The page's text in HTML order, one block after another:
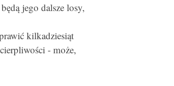
jego dalsze losy,
kilkadziesiąt
- może,